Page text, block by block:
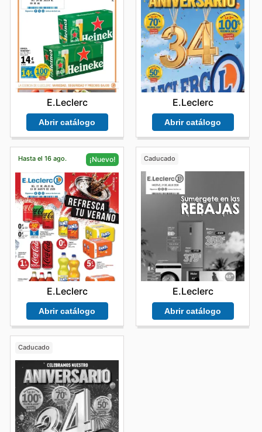
E.Leclerc
Abrir catálogo
E.Leclerc
Abrir catálogo
Hasta el 16 ago. ¡Nuevo!
E.Leclerc
Abrir catálogo
Caducado
E.Leclerc
Abrir catálogo
Caducado